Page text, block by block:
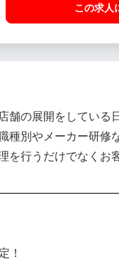
この求人
舗の展開をしている
種別やメーカー研修
を行うだけでなくお
！